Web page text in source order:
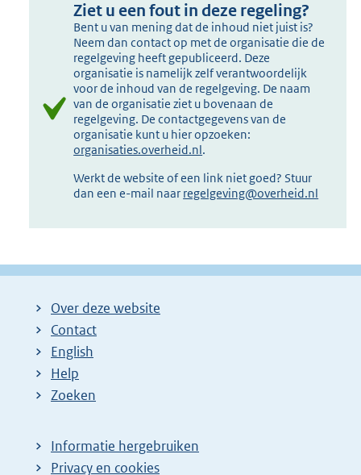
Ziet u een fout in deze regeling?
Bent u van mening dat de inhoud niet juist is?
Neem dan contact op met de organisatie die de
regelgeving heeft gepubliceerd. Deze
organisatie is namelijk zelf verantwoordelijk
voor de inhoud van de regelgeving. De naam
van de organisatie ziet u bovenaan de
regelgeving. De contactgegevens van de
organisatie kunt u hier opzoeken:
organisaties.overheid.nl.
Werkt de website of een link niet goed? Stuur
dan een e-mail naar regelgeving@overheid.nl
Over deze website
Contact
English
Help
Zoeken
Informatie hergebruiken
Privacy en cookies